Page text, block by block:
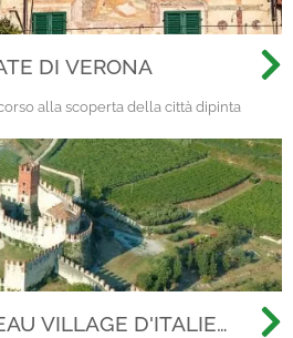
DI VERONA
alla scoperta della città dipinta
VILLAGE D'ITALIE